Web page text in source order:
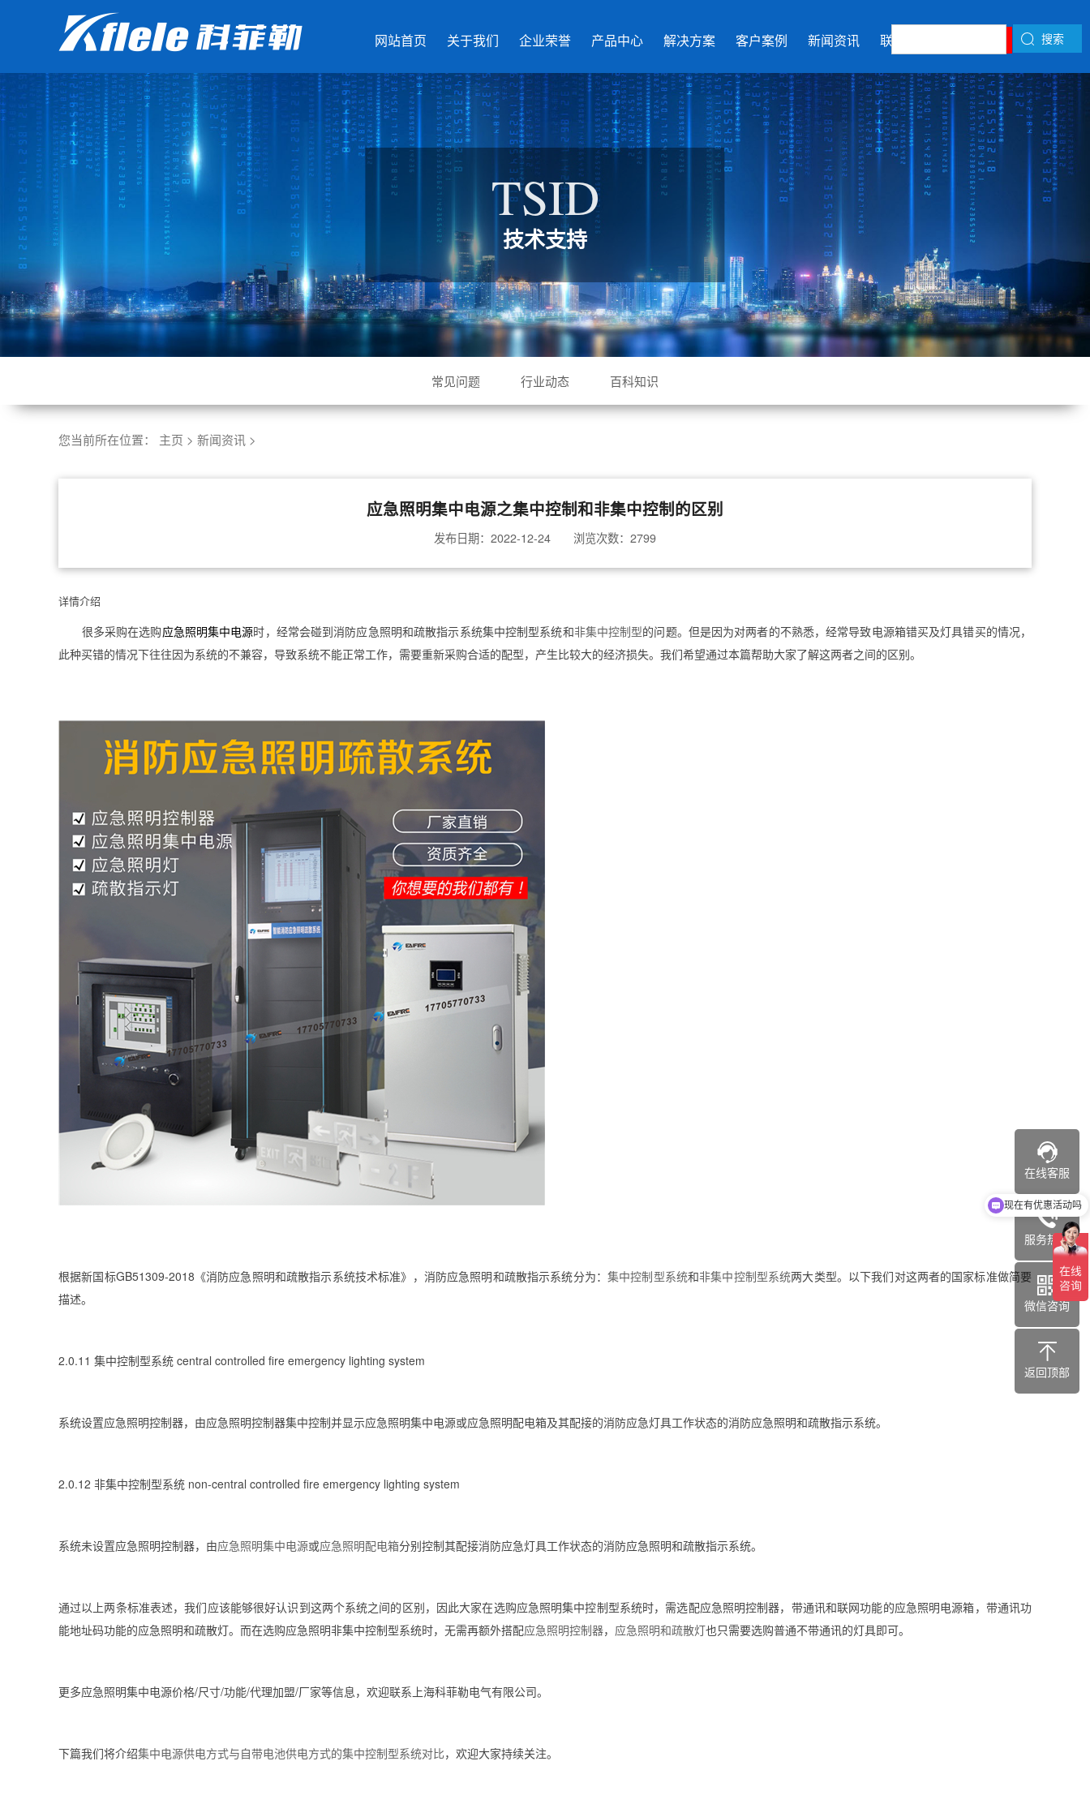
网站首页 关于我们 企业荣誉 产品中心 解决方案 客户案例 新闻资讯 联系我们 搜索
TSID
技术支持
常见问题 行业动态 百科知识
您当前所在位置： 主页 > 新闻资讯 >
应急照明集中电源之集中控制和非集中控制的区别
发布日期：2022-12-24 浏览次数：2799
详情介绍
很多采购在选购应急照明集中电源时，经常会碰到消防应急照明和疏散指示系统集中控制型系统和非集中控制型的问题。但是因为对两者的不熟悉，经常导致电源箱错买及灯具错买的情况，
此种买错的情况下往往因为系统的不兼容，导致系统不能正常工作，需要重新采购合适的配型，产生比较大的经济损失。我们希望通过本篇帮助大家了解这两者之间的区别。
根据新国标GB51309-2018《消防应急照明和疏散指示系统技术标准》，消防应急照明和疏散指示系统分为： 集中控制型系统和非集中控制型系统两大类型。以下我们对这两者的国家标准做简要
描述。
2.0.11 集中控制型系统 central controlled fire emergency lighting system
系统设置应急照明控制器，由应急照明控制器集中控制并显示应急照明集中电源或应急照明配电箱及其配接的消防应急灯具工作状态的消防应急照明和疏散指示系统。
2.0.12 非集中控制型系统 non-central controlled fire emergency lighting system
系统未设置应急照明控制器，由应急照明集中电源或应急照明配电箱分别控制其配接消防应急灯具工作状态的消防应急照明和疏散指示系统。
通过以上两条标准表述，我们应该能够很好认识到这两个系统之间的区别，因此大家在选购应急照明集中控制型系统时，需选配应急照明控制器，带通讯和联网功能的应急照明电源箱，带通讯功
能地址码功能的应急照明和疏散灯。而在选购应急照明非集中控制型系统时，无需再额外搭配应急照明控制器， 应急照明和疏散灯也只需要选购普通不带通讯的灯具即可。
更多应急照明集中电源价格/尺寸/功能/代理加盟/厂家等信息，欢迎联系上海科菲勒电气有限公司。
下篇我们将介绍集中电源供电方式与自带电池供电方式的集中控制型系统对比，欢迎大家持续关注。
在线客服
服务热线
微信咨询
返回顶部
现在有优惠活动吗